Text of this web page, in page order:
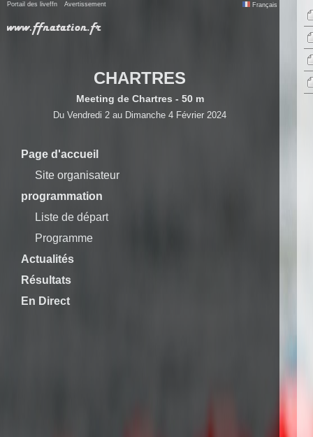
Portail des liveffn Avertissement Français
CHARTRES
Meeting de Chartres - 50 m
Du Vendredi 2 au Dimanche 4 Février 2024
Page d'accueil
Site organisateur
programmation
Liste de départ
Programme
Actualités
Résultats
En Direct